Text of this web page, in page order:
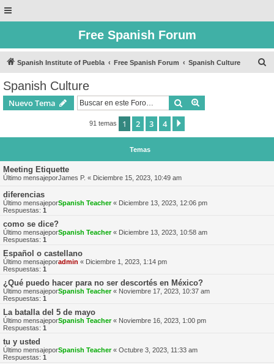
Free Spanish Forum
Spanish Institute of Puebla Free Spanish Forum Spanish Culture
Spanish Culture
Nuevo Tema Buscar
91 temas 1 2 3 4
Temas
Meeting Etiquette
Último mensajeporJames P. « Diciembre 15, 2023, 10:49 am
diferencias
Último mensajeporSpanish Teacher« Diciembre 13, 2023, 12:06 pm
Respuestas: 1
como se dice?
Último mensajeporSpanish Teacher« Diciembre 13, 2023, 10:58 am
Respuestas: 1
Español o castellano
Último mensajeporadmin « Diciembre 1, 2023, 1:14 pm
Respuestas: 1
¿Qué puedo hacer para no ser descortés en México?
Último mensajeporSpanish Teacher« Noviembre 17, 2023, 10:37 am
Respuestas: 1
La batalla del 5 de mayo
Último mensajeporSpanish Teacher« Noviembre 16, 2023, 1:00 pm
Respuestas: 1
tu y usted
Último mensajeporSpanish Teacher« Octubre 3, 2023, 11:33 am
Respuestas: 1